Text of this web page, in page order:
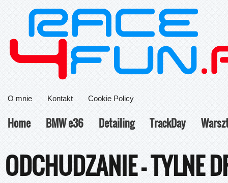
O mnie Kontakt Cookie Policy
Home BMW e36 Detailing TrackDay
ODCHUDZANIE – TYLNE